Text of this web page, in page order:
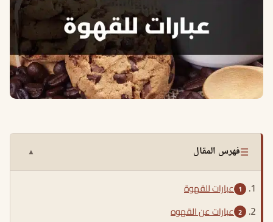
☰فهرس المقال ▲
عبارات للقهوة
عبارات عن القهوه